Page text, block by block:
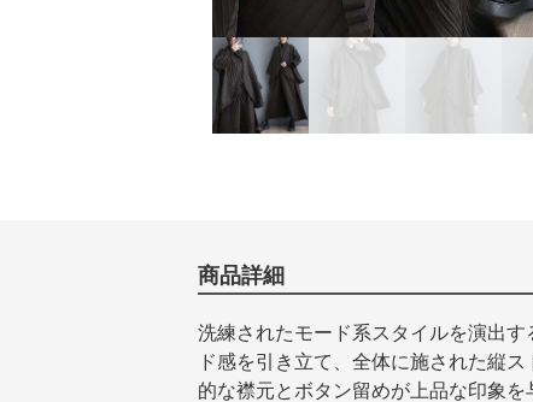
商品詳細
洗練されたモード系スタイルを演出
ド感を引き立て、全体に施された縦
的な襟元とボタン留めが上品な印象